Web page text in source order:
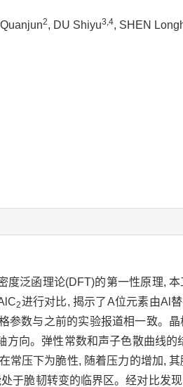
2, DU Shiyu3 4, SHEN
度泛函理论(DFT)的第一性原理,
2进行对比, 揭示了A位元素由Al
参数与之前的实验报道相一致。
方向。弹性常数和声子色散曲线的
在常压下为脆性, 随着压力的增加,
于脆韧转变的临界区。经对比发